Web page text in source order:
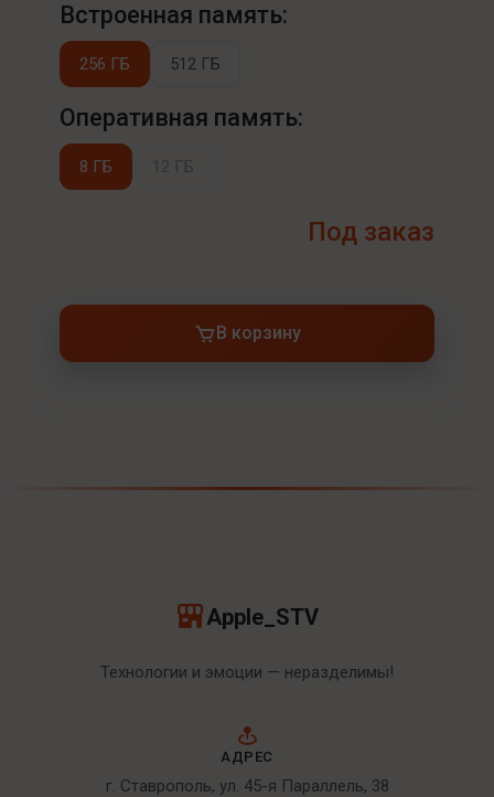
Встроенная память:
256 ГБ 512 ГБ
Оперативная память:
8 ГБ
Под заказ
В корзину
Apple_STV
Технологии и эмоции — неразделимы!
АДРЕС
г. Ставрополь, ул. 45-я Параллель, 38